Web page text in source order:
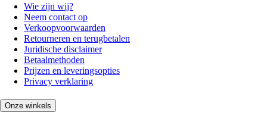
Wie zijn wij?
Neem contact op
Verkoopvoorwaarden
Retourneren en terugbetalen
Juridische disclaimer
Betaalmethoden
Prijzen en leveringsopties
Privacy verklaring
Onze winkels